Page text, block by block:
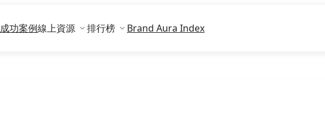
成功案例線上資源 排行榜 Brand Aura Index